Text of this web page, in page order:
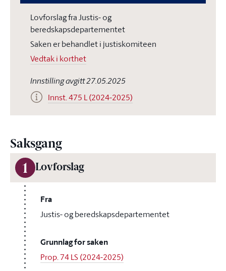
Lovforslag fra Justis- og
beredskapsdepartementet
Saken er behandlet i justiskomiteen
Vedtak i korthet
Innstilling avgitt 27.05.2025
Innst. 475 L (2024-2025)
Saksgang
1 Lovforslag
Fra
Justis- og beredskapsdepartementet
Grunnlag for saken
Prop. 74 LS (2024-2025)